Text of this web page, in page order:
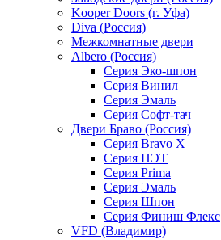
Kooper Doors (г. Уфа)
Diva (Россия)
Межкомнатные двери
Albero (Россия)
Серия Эко-шпон
Серия Винил
Серия Эмаль
Серия Софт-тач
Двери Браво (Россия)
Серия Bravo X
Серия ПЭТ
Серия Prima
Серия Эмаль
Серия Шпон
Серия Финиш Флекс
VFD (Владимир)